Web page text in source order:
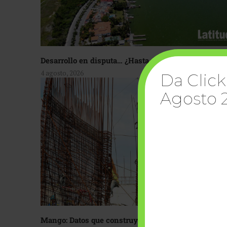
Desarrollo en disputa… ¿Hasta dónde crecer?
4 agosto, 2026
Mango: Datos que construyen confianza
Da
Agosto